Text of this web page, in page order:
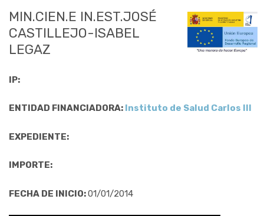
ACCESO PERSONAL
MIN.CIEN.E IN.EST.JOSÉ
CASTILLEJO-ISABEL
LEGAZ
IP:
ENTIDAD FINANCIADORA: Instituto de Salud Carlos III
EXPEDIENTE:
IMPORTE:
FECHA DE INICIO:01/01/2014